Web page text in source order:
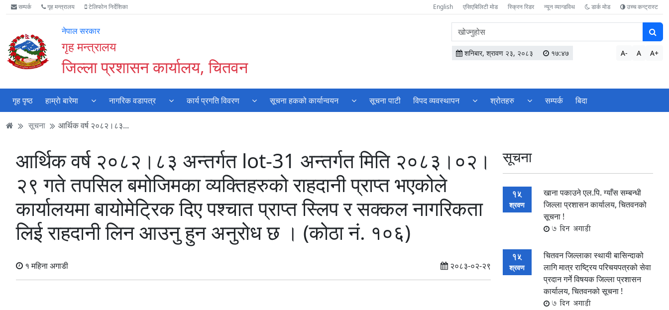
Accessibility
Mode
गर्नुहोस्
मुख्य
सामाग्री
मुख्य
नेभिगेसन
वेबसाइट
खोजमा
सम्पर्क गृह मन्त्रालय टेलिफोन निर्देशिका English एसिएबिलिटी मोड स्क्रिन रिडर न्यून व्यान्डविथ डार्क मोड उच्च कन्ट्रास्ट
नेपाल सरकार
गृह मन्त्रालय
जिल्ला प्रशासन कार्यालय, चितवन
वेबसाइटमा
सामग्री
खोज्नुहोस
शनिबार, श्रावण २३, २०८३ १७:४७ A- A A+
गृह पृष्ठ हाम्राे बारेमा नागरिक वडापत्र कार्य प्रगति विवरण सूचना हकको कार्यान्वयन सूचना पाटी विपद व्यवस्थापन श्रोतहरु सम्पर्क बिदा
सूचना आर्थिक वर्ष २०८२।८३...
आर्थिक वर्ष २०८२।८३ अन्तर्गत lot-31 अन्तर्गत मिति २०८३।०२।
२९ गते तपसिल बमोजिमका व्यक्तिहरुको राहदानी प्राप्त भएकोले
कार्यालयमा बायोमेट्रिक दिए पश्चात प्राप्त स्लिप र सक्कल नागरिकता
लिई राहदानी लिन आउनु हुन अनुरोध छ । (कोठा नं. १०६)
१ महिना अगाडी २०८३-०२-२९
सूचना
15
श्रवण
खाना पकाउने एल.पि. ग्याँस सम्बन्धी
जिल्ला प्रशासन कार्यालय, चितवनको
सूचना !
7 दिन अगाडी
15
श्रवण
चितवन जिल्लाका स्थायी बासिन्दाको
लागि मात्र राष्ट्रिय परिचयपत्रको सेवा
प्रदान गर्ने विषयक जिल्ला प्रशासन
कार्यालय, चितवनको सूचना !
7 दिन अगाडी